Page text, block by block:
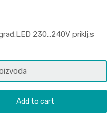
230...240V priklj.s
Add to cart